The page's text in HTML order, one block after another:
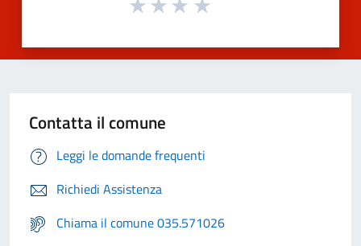
Contatta il comune
Leggi le domande frequenti
Richiedi Assistenza
Chiama il comune 035.571026